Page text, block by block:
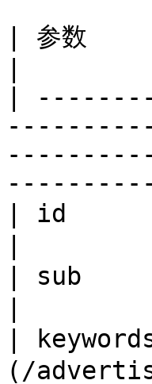
| 参数
|
| id
| sub
|
(/